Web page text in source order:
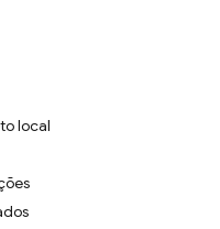
local